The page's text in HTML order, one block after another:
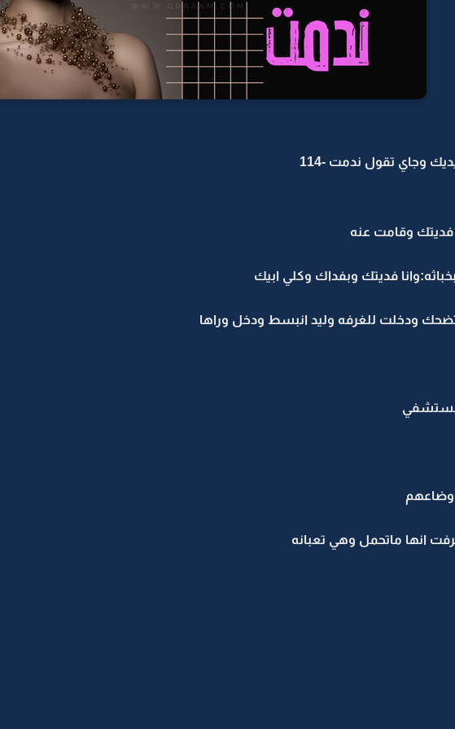
وجاي تقول ندمت -114
وقامت عنه
فديتك وبفداك وكلي ابيك
ودخلت للغرفه وليد انبسط ودخل وراها
انها ماتحمل وهي تعبانه